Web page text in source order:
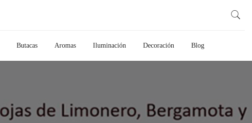
Butacas Aromas Iluminación Decoración Blog